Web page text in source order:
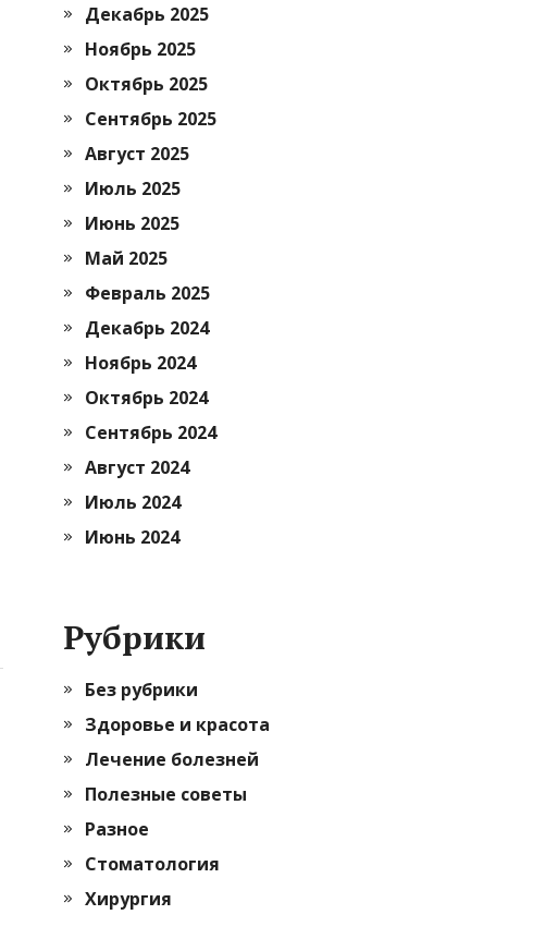
Декабрь 2025
Ноябрь 2025
Октябрь 2025
Сентябрь 2025
Август 2025
Июль 2025
Июнь 2025
Май 2025
Февраль 2025
Декабрь 2024
Ноябрь 2024
Октябрь 2024
Сентябрь 2024
Август 2024
Июль 2024
Июнь 2024
Рубрики
Без рубрики
Здоровье и красота
Лечение болезней
Полезные советы
Разное
Стоматология
Хирургия